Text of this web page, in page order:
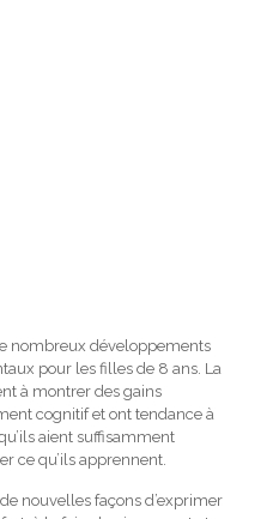
nombreux développements
pour les filles de 8 ans. La
à montrer des gains
cognitif et ont tendance à
aient suffisamment
ce qu’ils apprennent.
nouvelles façons d’exprimer